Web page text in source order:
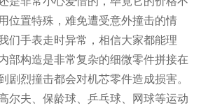
位置特殊，难免遭受意外撞击的情
们手表走时异常，相信大家都能理
部构造是非常复杂的细微零件拼接在
剧烈撞击都会对机芯零件造成损害。
尔夫、保龄球、乒乓球、网球等运动